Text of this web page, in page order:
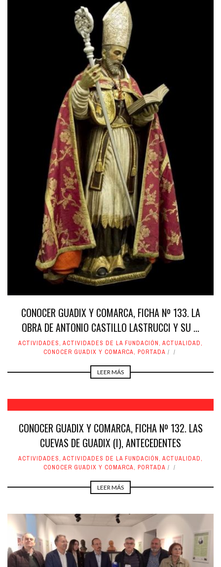
CONOCER GUADIX Y COMARCA, FICHA Nº 133. LA
OBRA DE ANTONIO CASTILLO LASTRUCCI Y SU ...
ACTIVIDADES, ACTIVIDADES DE LA FUNDACIÓN, ACTUALIDAD,
CONOCER GUADIX Y COMARCA, PORTADA
LEER MÁS
CONOCER GUADIX Y COMARCA, FICHA Nº 132. LAS
CUEVAS DE GUADIX (I), ANTECEDENTES
ACTIVIDADES, ACTIVIDADES DE LA FUNDACIÓN, ACTUALIDAD,
CONOCER GUADIX Y COMARCA, PORTADA
LEER MÁS